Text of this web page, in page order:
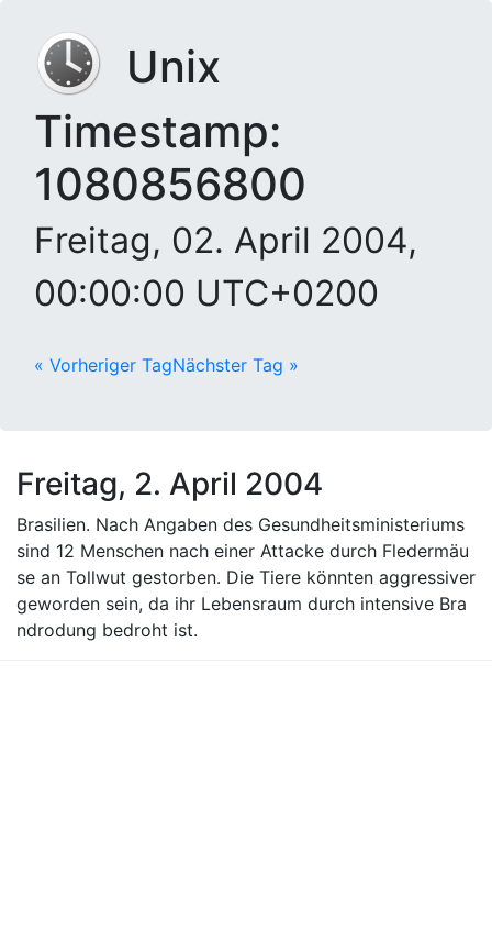
Unix
Timestamp:
1080856800
Freitag, 02. April 2004,
00:00:00 UTC+0200
« Vorheriger TagNächster Tag »
Freitag, 2. April 2004
Brasilien. Nach Angaben des Gesundheitsministeriums
sind 12 Menschen nach einer Attacke durch Fledermäu
se an Tollwut gestorben. Die Tiere könnten aggressiver
geworden sein, da ihr Lebensraum durch intensive Bra
ndrodung bedroht ist.